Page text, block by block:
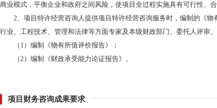
商业模式，平衡企业和政府之间风险，使项目全过程实施具有可行性、
2、项目特许经营咨询人提供项目特许经营咨询服务时，编制的《
行业、工程技术、管理和法律等方面专家及本级财政部门、委托人评审
（1）编制《物有所值评价报告》；
（2）编制《财政承受能力论证报告》。
项目财务咨询成果要求